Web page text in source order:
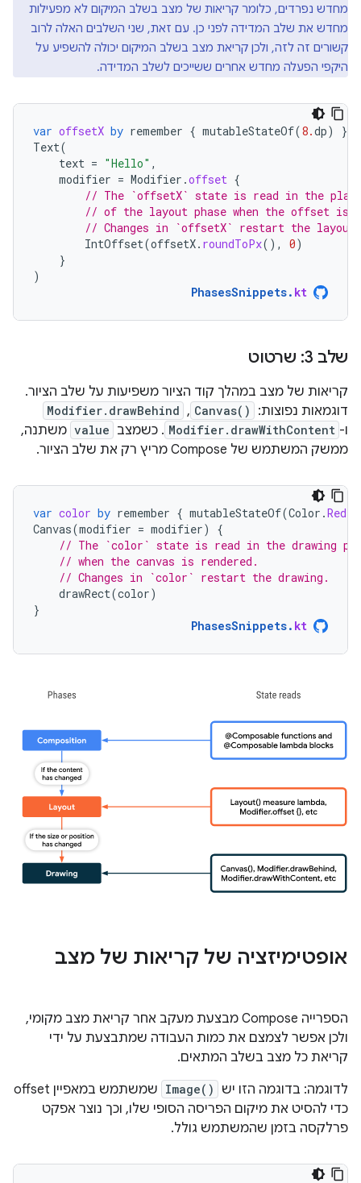
מחדש נפרדים, כלומר קריאות של מצב בשלב המיקום לא מפעילות
מחדש את שלב המדידה לפני כן. עם זאת, שני השלבים האלה לרוב
קשורים זה לזה, ולכן קריאת מצב בשלב המיקום יכולה להשפיע על
היקפי הפעלה מחדש אחרים ששייכים לשלב המדידה.
var offsetX by remember { mutableStateOf(8.dp)
}
Text(
text = "Hello" ,
modifier = Modifier .offset {
// The `offsetX` state is read in the
// of the layout phase when the offset is
// Changes in `offsetX` restart the layout.
IntOffset(offsetX. roundToPx(), 0)
}
)
PhasesSnippets. kt
שלב 3: שרטוט
קריאות של מצב במהלך קוד הציור משפיעות על שלב הציור.
דוגמאות נפוצות:
Canvas()
,
Modifier.drawBehind
ו- Modifier.drawWithContent . כשמצב value משתנה,
ממשק המשתמש של Compose מריץ רק את שלב הציור.
var color by remember { mutableStateOf(Color .Red
Canvas(modifier = modifier)
{
// The `color` state is read in the drawing
// when the canvas is rendered.
// Changes in `color` restart the drawing.
drawRect(color)
}
PhasesSnippets. kt
אופטימיזציה של קריאות של מצב
הספרייה Compose מבצעת מעקב אחר קריאת מצב מקומי,
ולכן אפשר לצמצם את כמות העבודה שמתבצעת על ידי
קריאת כל מצב בשלב המתאים.
לדוגמה: בדוגמה הזו יש
Image()
שמשתמש במאפיין offset
כדי להסיט את מיקום הפריסה הסופי שלו, וכך נוצר אפקט
פרלקסה בזמן שהמשתמש גולל.